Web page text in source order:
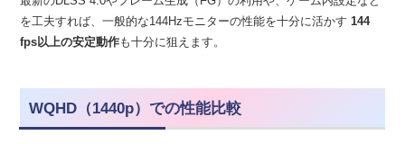
を工夫すれば、一般的な144Hzモニターの性能を十分に活かす 144
fps以上の安定動作も十分に狙えます。
WQHD（1440p）での性能比較